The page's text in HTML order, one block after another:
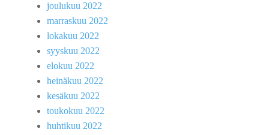
joulukuu 2022
marraskuu 2022
lokakuu 2022
syyskuu 2022
elokuu 2022
heinäkuu 2022
kesäkuu 2022
toukokuu 2022
huhtikuu 2022